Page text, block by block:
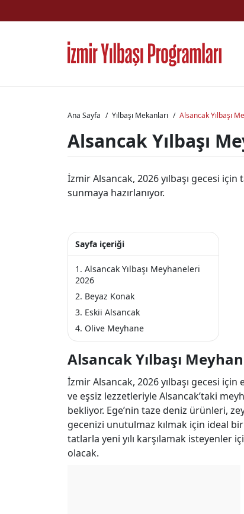
Ana Sayfa Yılbaşı Mekanları Alsancak Yılbaşı
Alsancak Yılbaşı
İzmir Alsancak, 2026 yılbaşı gecesi
sunmaya hazırlanıyor.
Sayfa içeriği
Alsancak Yılbaşı Meyhaneleri
2026
Beyaz Konak
Eskii Alsancak
Olive Meyhane
Alsancak Yılbaşı
İzmir Alsancak, 2026 yılbaşı gecesi
ve eşsiz lezzetleriyle Alsancak’taki
bekliyor. Ege’nin taze deniz ürünleri,
gecenizi unutulmaz kılmak için ideal
tatlarla yeni yılı karşılamak isteyenler
olacak.